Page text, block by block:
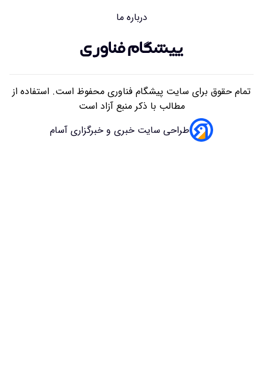
درباره ما
تمام حقوق برای سایت پیشگام فناوری محفوظ است. استفاده از
مطالب با ذکر منبع آزاد است
طراحی سایت خبری و خبرگزاری آسام